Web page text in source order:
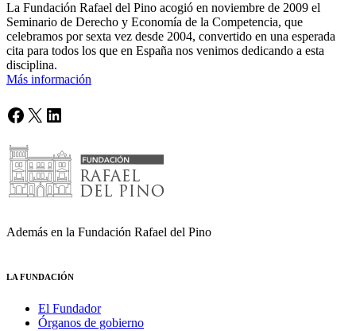
La Fundación Rafael del Pino acogió en noviembre de 2009 el
Seminario de Derecho y Economía de la Competencia, que
celebramos por sexta vez desde 2004, convertido en una esperada
cita para todos los que en España nos venimos dedicando a esta
disciplina.
Más información
Facebook
X LinkedIn
Además en la Fundación Rafael del Pino
LA FUNDACIÓN
El Fundador
Órganos de gobierno